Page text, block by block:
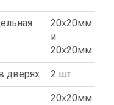
20х20мм
и
20х20мм
дверях 2 шт
20х20мм